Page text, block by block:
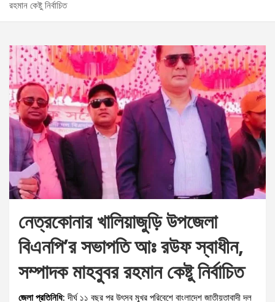
রহমান কেষ্টু নির্বাচিত
নেত্রকোনার খালিয়াজুড়ি উপজেলা
বিএনপি’র সভাপতি আঃ রউফ স্বাধীন,
সম্পাদক মাহবুবর রহমান কেষ্টু নির্বাচিত
জেলা প্রতিনিধি: দীর্ঘ ১১ বছর পর উৎসব মূূখর পরিবেশে বাংলাদেশ জাতীয়তাবাদী দল